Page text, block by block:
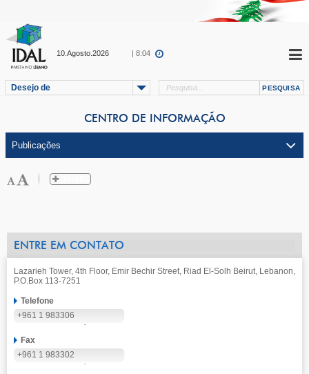
10.Agosto.2026 | 8:04
Desejo de
CENTRO DE INFORMAÇÃO
ENTRE EM CONTATO
Lazarieh Tower, 4th Floor, Emir Bechir Street, Riad El-Solh Beirut, Lebanon,
P.O.Box 113-7251
Telefone
+961 1 983306
Fax
+961 1 983302